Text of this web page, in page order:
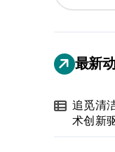
最新
追觅清
术创新